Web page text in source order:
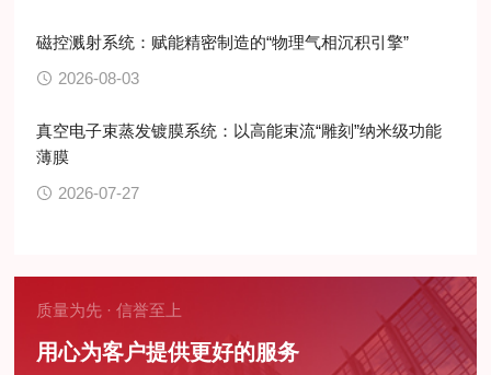
磁控溅射系统：赋能精密制造的“物理气相沉积引擎”
2026-08-03
真空电子束蒸发镀膜系统：以高能束流“雕刻”纳米级功能
薄膜
2026-07-27
质量为先 · 信誉至上
用心为客户提供更好的服务